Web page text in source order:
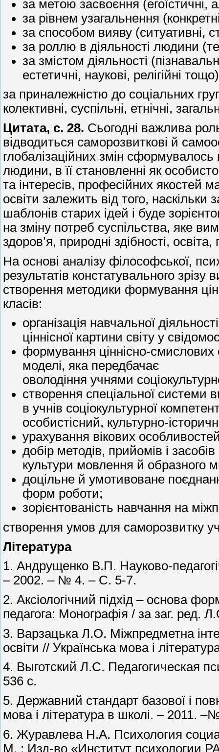
за метою засвоєння (егоїстичні,
за рівнем узагальнення
за способом вияву (ситуативні,
за роллю в діяльності людини
за змістом діяльності
естетичні, наукові, релігійні
за приналежністю до соціальних
колективні, суспільні, етнічні,
Цитата, с. 28. Сьогодні важлива
відводиться саморозвиткові й
глобалізаційних змін сформувалось
людини, в її становленні як
та інтересів, професійних якостей
освіти залежить від того, наскільки
шаблонів старих ідей і буде
на зміну потреб суспільства, яке
здоров’я, природні здібності,
На основі аналізу філософської,
результатів констатувального зрізу
створення методики формування
класів:
організація навчальної
ціннісної картини світу у
формування ціннісно-смислових
моделі, яка передбачає
оволодіння учнями
створення спеціальної системи
в учнів соціокультурної
особистісний, культурно-
урахування вікових
добір методів, прийомів і
культури мовлення й образного
доцільне й умотивоване
форм роботи;
зорієнтованість навчання на
створення умов для саморозвитку
Література
1. Андрущенко В.П. Науково-
– 2002. – № 4. – С. 5-7.
2. Аксіологічний підхід – основа
педагога: Монографія / за заг. ред.
3. Варзацька Л.О. Міжпредметна
освіти // Українська мова і
4. Выготский Л.С. Педагогическая
536 с.
5. Державний стандарт базової і
мова і література в школі. – 2011.
6. Журавлева Н.А. Психология
М. : Изд-во «Институт психологии